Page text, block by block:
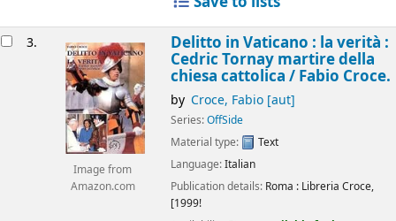
3.
Image from
Amazon.com
Delitto in Vaticano : la verità :
Cedric Tornay martire della
chiesa cattolica / Fabio Croce.
by Croce, Fabio[aut]
Series:OffSide
Material type:
Text
Language:Italian
Publication details: Roma : Libreria Croce,
[1999!